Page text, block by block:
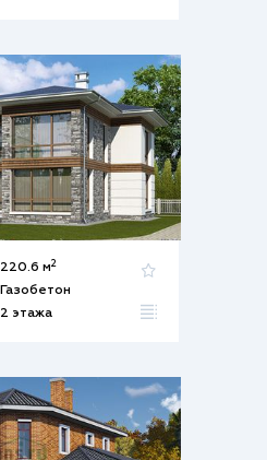
220.6 м2
Газобетон
2 этажа